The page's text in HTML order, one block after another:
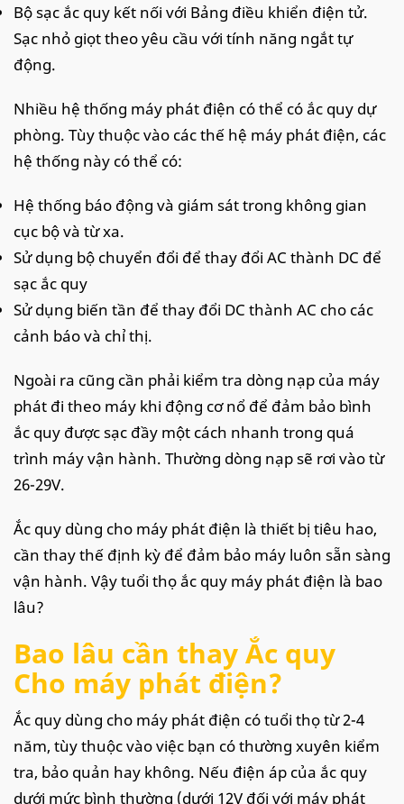
Bộ sạc ắc quy kết nối với Bảng điều khiển điện tử.
Sạc nhỏ giọt theo yêu cầu với tính năng ngắt tự
động.
Nhiều hệ thống máy phát điện có thể có ắc quy dự
phòng. Tùy thuộc vào các thế hệ máy phát điện, các
hệ thống này có thể có:
Hệ thống báo động và giám sát trong không gian
cục bộ và từ xa.
Sử dụng bộ chuyển đổi để thay đổi AC thành DC để
sạc ắc quy
Sử dụng biến tần để thay đổi DC thành AC cho các
cảnh báo và chỉ thị.
Ngoài ra cũng cần phải kiểm tra dòng nạp của máy
phát đi theo máy khi động cơ nổ để đảm bảo bình
ắc quy được sạc đầy một cách nhanh trong quá
trình máy vận hành. Thường dòng nạp sẽ rơi vào từ
26-29V.
Ắc quy dùng cho máy phát điện là thiết bị tiêu hao,
cần thay thế định kỳ để đảm bảo máy luôn sẵn sàng
vận hành. Vậy tuổi thọ ắc quy máy phát điện là bao
lâu?
Bao lâu cần thay Ắc quy
Cho máy phát điện?
Ắc quy dùng cho máy phát điện có tuổi thọ từ 2-4
năm, tùy thuộc vào việc bạn có thường xuyên kiểm
tra, bảo quản hay không. Nếu điện áp của ắc quy
dưới mức bình thường (dưới 12V đối với máy phát